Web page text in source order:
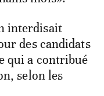
interdisait
des candidats
qui a contribué
selon les